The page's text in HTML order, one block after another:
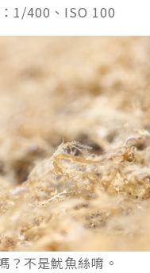
1/400、ISO 100
？不是魷魚絲唷。